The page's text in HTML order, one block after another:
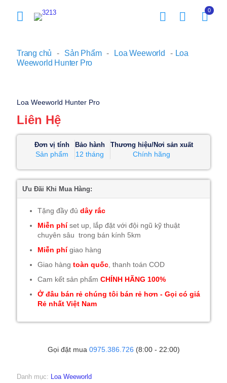
0
Trang chủ - Sản Phẩm - Loa Weeworld - Loa
Weeworld Hunter Pro
Loa Weeworld Hunter Pro
Liên Hệ
Đơn vị tính
Sản phẩm
Bảo hành
12 tháng
Thương hiệu/Nơi sản xuất
Chính hãng
Ưu Đãi Khi Mua Hàng:
Tặng đầy đủ dây rắc
Miễn phíset up, lắp đặt với đội ngũ kỹ thuật
chuyên sâu trong bán kính 5km
Miễn phígiao hàng
Giao hàng toàn quốc , thanh toán COD
Cam kết sản phẩm CHÍNH HÃNG 100%
Ở đâu bán rẻ chúng tôi bán rẻ hơn - Gọi có giá
Rẻ nhất Việt Nam
Gọi đặt mua 0975.386.726 (8:00 - 22:00)
Danh mục: Loa Weeworld